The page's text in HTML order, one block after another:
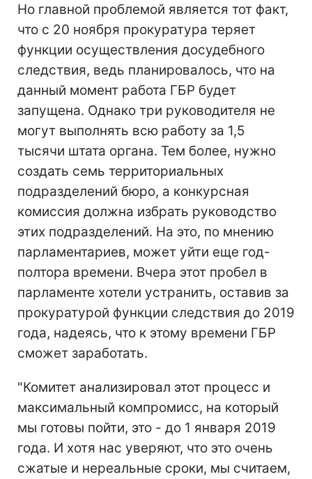
Но главной проблемой является тот факт,
что с 20 ноября прокуратура теряет
функции осуществления досудебного
следствия, ведь планировалось, что на
данный момент работа ГБР будет
запущена. Однако три руководителя не
могут выполнять всю работу за 1,5
тысячи штата органа. Тем более, нужно
создать семь территориальных
подразделений бюро, а конкурсная
комиссия должна избрать руководство
этих подразделений. На это, по мнению
парламентариев, может уйти еще год-
полтора времени. Вчера этот пробел в
парламенте хотели устранить, оставив за
прокуратурой функции следствия до 2019
года, надеясь, что к этому времени ГБР
сможет заработать.
"Комитет анализировал этот процесс и
максимальный компромисс, на который
мы готовы пойти, это - до 1 января 2019
года. И хотя нас уверяют, что это очень
сжатые и нереальные сроки, мы считаем,